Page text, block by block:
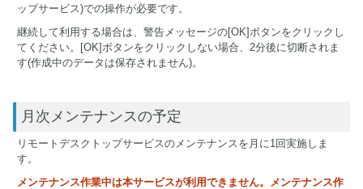
ップサービス)での操作が必要です。
継続して利用する場合は、警告メッセージの[OK]ボタンをクリックし
てください。[OK]ボタンをクリックしない場合、2分後に切断されま
す(作成中のデータは保存されません)。
月次メンテナンスの予定
リモートデスクトップサービスのメンテナンスを月に1回実施しま
す。
メンテナンス作業中は本サービスが利用できません。メンテナンス作